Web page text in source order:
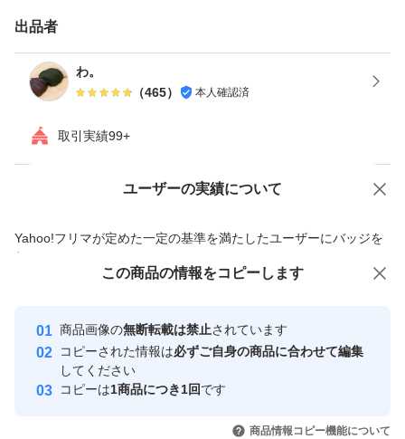
出品者
わ。
（465） 本人確認済
取引実績99+
ユーザーの実績について
Yahoo!フリマが定めた一定の基準を満たしたユーザーにバッジを
付与しています
安心取引出品者
心・安全なユーザーです
取引実績
引を完了させた実績があります
価格の相談 商品への質問
この商品の情報をコピーします
商品画像の無断転載は禁止されています
コピーされた情報は必ずご自身の商品に合わせて編集
してください
コピーは1商品につき1回です
商品情報コピー機能について
この商品をみている人にオススメ